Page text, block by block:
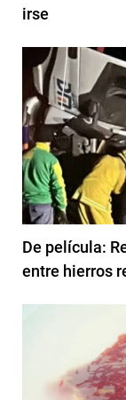
irse
De película:
entre hierros